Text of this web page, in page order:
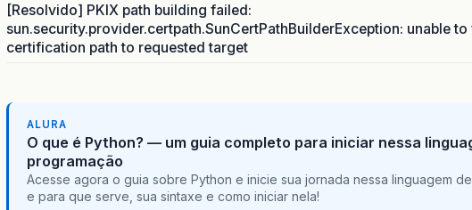
[Resolvido] PKIX path building failed:
sun.security.provider.certpath.SunCertPathBuilderException: unable
certification path to requested target
ALURA
O que é Python? — um guia completo para iniciar nessa
programação
Acesse agora o guia sobre Python e inicie sua jornada nessa linguagem
e para que serve, sua sintaxe e como iniciar nela!